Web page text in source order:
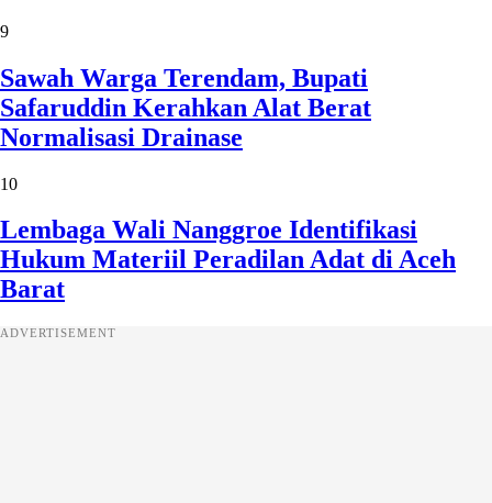
9
Sawah Warga Terendam, Bupati
Safaruddin Kerahkan Alat Berat
Normalisasi Drainase
10
Lembaga Wali Nanggroe Identifikasi
Hukum Materiil Peradilan Adat di Aceh
Barat
ADVERTISEMENT